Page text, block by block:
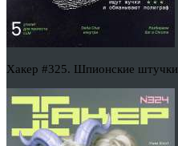
Хакер #325. Шпионские штучки